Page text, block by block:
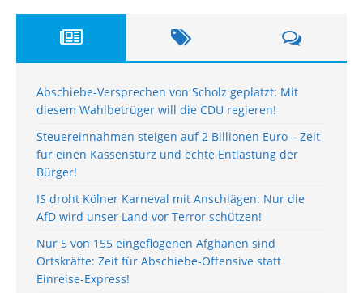
Abschiebe-Versprechen von Scholz geplatzt: Mit
diesem Wahlbetrüger will die CDU regieren!
Steuereinnahmen steigen auf 2 Billionen Euro – Zeit
für einen Kassensturz und echte Entlastung der
Bürger!
IS droht Kölner Karneval mit Anschlägen: Nur die
AfD wird unser Land vor Terror schützen!
Nur 5 von 155 eingeflogenen Afghanen sind
Ortskräfte: Zeit für Abschiebe-Offensive statt
Einreise-Express!